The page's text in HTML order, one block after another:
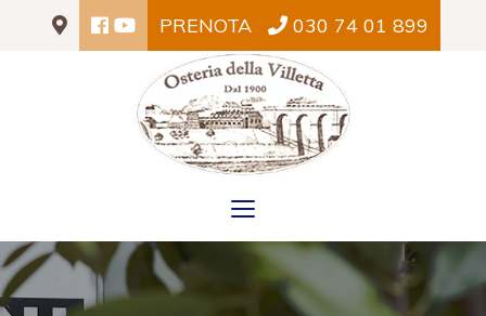
PRENOTA 030 74 01 899
Toggle